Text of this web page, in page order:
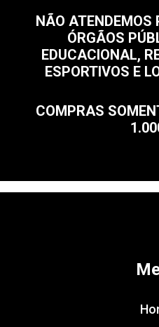
NÃO ATENDEMOS
ÓRGÃOS
EDUCACIONAL,
ESPORTIVOS E
COMPRAS